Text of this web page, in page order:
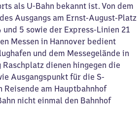
als U-Bahn bekannt ist. Von dem
Ausgangs am Ernst-August-Platz
5 sowie der Express-Linien 21
Messen in Hannover bedient
und dem Messegelände in
dienen hingegen die
Ausgangspunkt für die S-
Reisende am Hauptbahnhof
nicht einmal den Bahnhof